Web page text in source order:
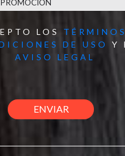
LOS
DE USO
Y
AVISO LEGAL